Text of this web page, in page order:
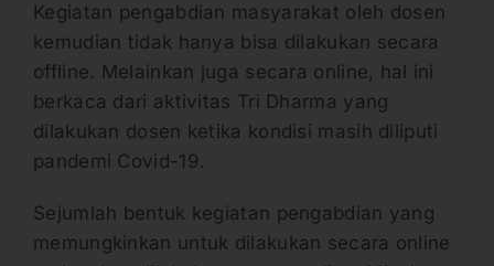
Kegiatan pengabdian masyarakat oleh dosen
kemudian tidak hanya bisa dilakukan secara
offline. Melainkan juga secara online, hal ini
berkaca dari aktivitas Tri Dharma yang
dilakukan dosen ketika kondisi masih diliputi
pandemi Covid-19.
Sejumlah bentuk kegiatan pengabdian yang
memungkinkan untuk dilakukan secara online